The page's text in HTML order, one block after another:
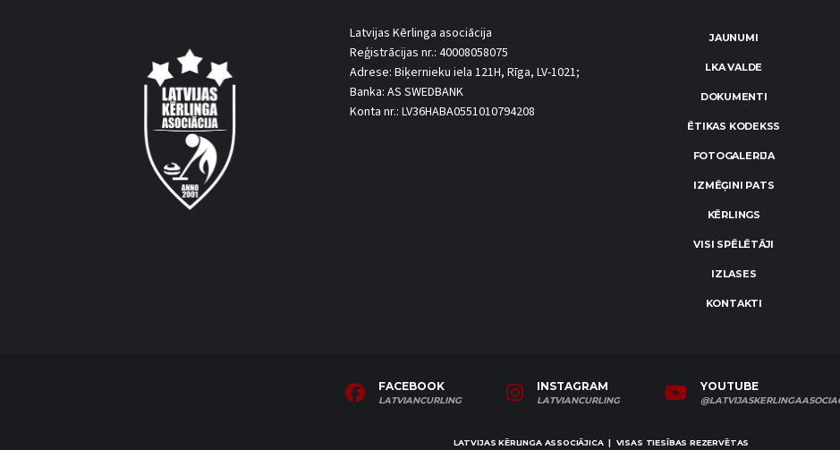
Latvijas Kērlinga asociācija
Reģistrācijas nr.: 40008058075
Adrese: Biķernieku iela 121H, Rīga, LV-1021;
Banka: AS SWEDBANK
Konta nr.: LV36HABA0551010794208
JAUNUMI
LKA VALDE
DOKUMENTI
ĒTIKAS KODEKSS
FOTOGALERIJA
IZMĒĢINI PATS
KĒRLINGS
VISI SPĒLĒTĀJI
IZLASES
KONTAKTI
FACEBOOK
LATVIANCURLING
INSTAGRAM
LATVIANCURLING
YOUTUBE
LATVIJAS KĒRLINGA ASSOCIĀJICA | VISAS TIESĪBAS REZERVĒTAS